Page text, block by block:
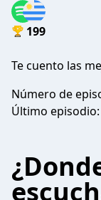
199
Te cuento las
Número de
Último episodio: